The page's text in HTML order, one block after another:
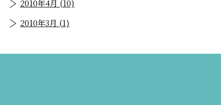
2010年4月 (10)
2010年3月 (1)